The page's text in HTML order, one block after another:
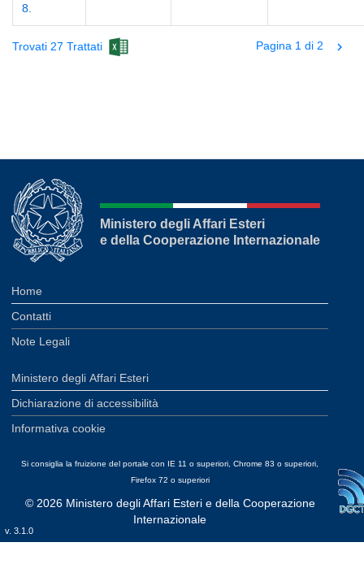
8.
Trovati 27 Trattati Pagina 1 di 2 chevron_right
Ministero degli Affari Esteri
e della Cooperazione Internazionale
Home
Contatti
Note Legali
Ministero degli Affari Esteri
Dichiarazione di accessibilità
Informativa cookie
Si consiglia la fruizione del portale con IE 11 o superiori, Chrome 83 o superiori,
Firefox 72 o superiori
© 2026 Ministero degli Affari Esteri e della Cooperazione
Internazionale
v. 3.1.0